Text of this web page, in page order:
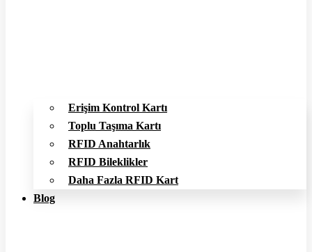
Erişim Kontrol Kartı
Toplu Taşıma Kartı
RFID Anahtarlık
RFID Bileklikler
Daha Fazla RFID Kart
Blog